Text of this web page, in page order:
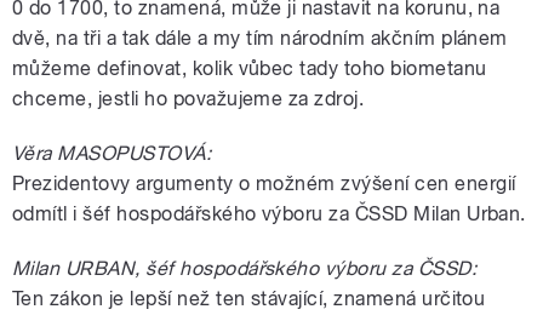
0 do 1700, to znamená, může ji nastavit na korunu, na
dvě, na tři a tak dále a my tím národním akčním plánem
můžeme definovat, kolik vůbec tady toho biometanu
chceme, jestli ho považujeme za zdroj.
Věra MASOPUSTOVÁ:
Prezidentovy argumenty o možném zvýšení cen energií
odmítl i šéf hospodářského výboru za ČSSD Milan Urban.
Milan URBAN, šéf hospodářského výboru za ČSSD:
Ten zákon je lepší než ten stávající, znamená určitou